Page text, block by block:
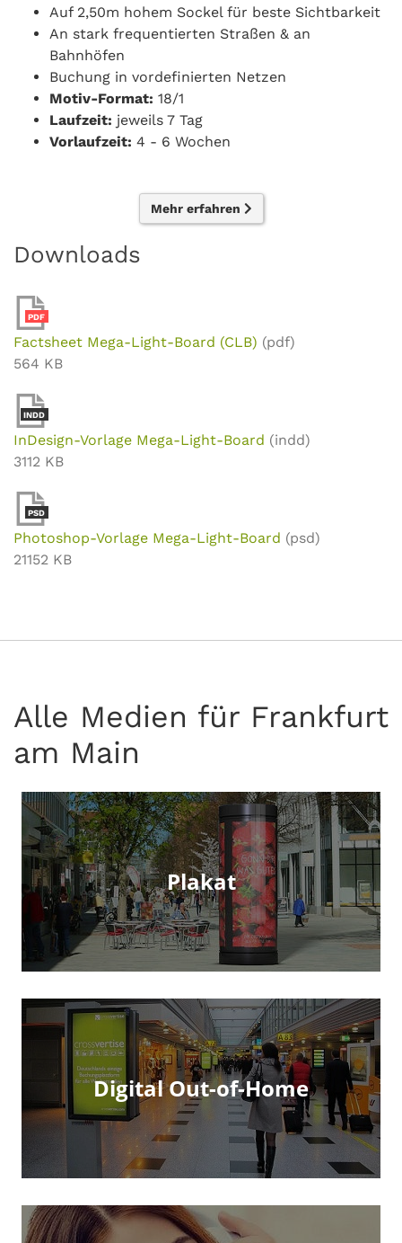
Auf 2,50m hohem Sockel für beste Sichtbarkeit
An stark frequentierten Straßen & an
Bahnhöfen
Buchung in vordefinierten Netzen
Motiv-Format: 18/1
Laufzeit: jeweils 7 Tag
Vorlaufzeit: 4 - 6 Wochen
Mehr erfahren
Downloads
PDF
Factsheet Mega-Light-Board (CLB) (pdf)
564 KB
INDD
InDesign-Vorlage Mega-Light-Board (indd)
3112 KB
PSD
Photoshop-Vorlage Mega-Light-Board (psd)
21152 KB
Alle Medien für Frankfurt
am Main
Plakat
Digital Out-of-Home